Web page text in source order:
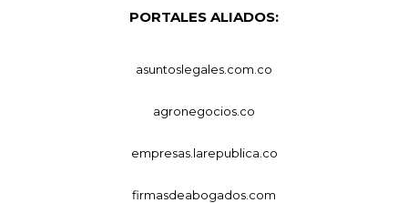
PORTALES ALIADOS:
asuntoslegales.com.co
agronegocios.co
empresas.larepublica.co
firmasdeabogados.com